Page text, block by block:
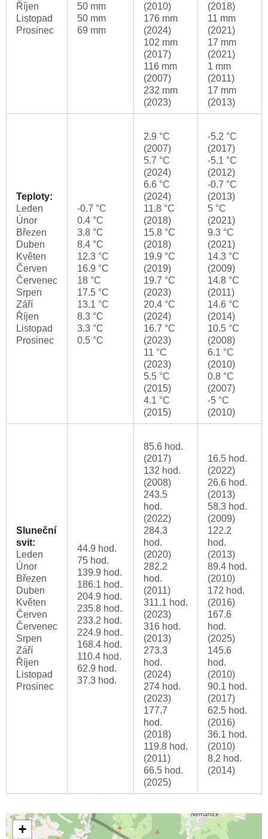
Říjen
Listopad
Prosinec
50 mm
50 mm
69 mm
(2010)
176 mm
(2024)
102 mm
(2017)
116 mm
(2007)
232 mm
(2023)
(2018)
11 mm
(2021)
17 mm
(2021)
1 mm
(2011)
17 mm
(2013)
Teploty:
Leden
Únor
Březen
Duben
Květen
Červen
Červenec
Srpen
Září
Říjen
Listopad
Prosinec
-0.7 °C
0.4 °C
3.8 °C
8.4 °C
12.3 °C
16.9 °C
18 °C
17.5 °C
13.1 °C
8.3 °C
3.3 °C
0.5 °C
2.9 °C
(2007)
5.7 °C
(2024)
6.6 °C
(2024)
11.8 °C
(2018)
15.8 °C
(2018)
19.9 °C
(2019)
19.7 °C
(2023)
20.4 °C
(2024)
16.7 °C
(2023)
11 °C
(2023)
5.5 °C
(2015)
4.1 °C
(2015)
-5.2 °C
(2017)
-5.1 °C
(2012)
-0.7 °C
(2013)
5 °C
(2021)
9.3 °C
(2021)
14.3 °C
(2009)
14.8 °C
(2011)
14.6 °C
(2014)
10.5 °C
(2008)
6.1 °C
(2010)
0.8 °C
(2007)
-5 °C
(2010)
Sluneční
svit:
Leden
Únor
Březen
Duben
Květen
Červen
Červenec
Srpen
Září
Říjen
Listopad
Prosinec
44.9 hod.
75 hod.
139.9 hod.
186.1 hod.
204.9 hod.
235.8 hod.
233.2 hod.
224.9 hod.
168.4 hod.
110.4 hod.
62.9 hod.
37.3 hod.
85.6 hod.
(2017)
132 hod.
(2008)
243.5
hod.
(2022)
284.3
hod.
(2020)
282.2
hod.
(2011)
311.1 hod.
(2023)
316 hod.
(2013)
273.3
hod.
(2024)
274 hod.
(2023)
177.7
hod.
(2018)
119.8 hod.
(2011)
66.5 hod.
(2025)
16.5 hod.
(2022)
26.6 hod.
(2013)
58.3 hod.
(2009)
122.2
hod.
(2013)
89.4 hod.
(2010)
172 hod.
(2016)
167.6
hod.
(2025)
145.6
hod.
(2010)
90.1 hod.
(2017)
62.5 hod.
(2016)
36.1 hod.
(2010)
8.2 hod.
(2014)
+